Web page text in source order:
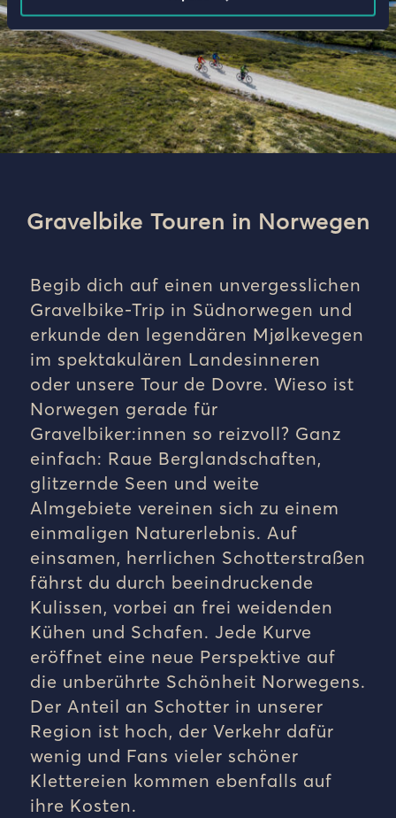
Gravelbike Touren in Norwegen
Begib dich auf einen unvergesslichen
Gravelbike-Trip in Südnorwegen und
erkunde den legendären Mjølkevegen
im spektakulären Landesinneren
oder unsere Tour de Dovre. Wieso ist
Norwegen gerade für
Gravelbiker:innen so reizvoll? Ganz
einfach: Raue Berglandschaften,
glitzernde Seen und weite
Almgebiete vereinen sich zu einem
einmaligen Naturerlebnis. Auf
einsamen, herrlichen Schotterstraßen
fährst du durch beeindruckende
Kulissen, vorbei an frei weidenden
Kühen und Schafen. Jede Kurve
eröffnet eine neue Perspektive auf
die unberührte Schönheit Norwegens.
Der Anteil an Schotter in unserer
Region ist hoch, der Verkehr dafür
wenig und Fans vieler schöner
Klettereien kommen ebenfalls auf
ihre Kosten.